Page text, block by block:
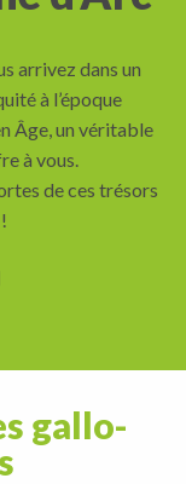
arrivez dans un
à l’époque
Âge, un véritable
à vous.
de ces trésors
gallo-